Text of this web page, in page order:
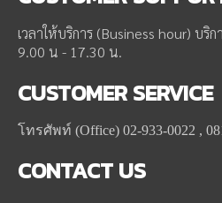
เวลาให้บริการ (Business hour) บริ
9.00 น - 17.30 น.
CUSTOMERSERVICE
โทรศัพท์ (Office) 02-933-0022 ,
CONTACTUS